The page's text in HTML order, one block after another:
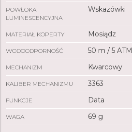
POWŁOKA
LUMINESCENCYJNA
Wskazówki
MATERIAŁ KOPERTY Mosiądz
WODOODPORNOŚĆ 50 m / 5 ATM
MECHANIZM Kwarcowy
KALIBER MECHANIZMU 3363
FUNKCJE Data
WAGA 69 g